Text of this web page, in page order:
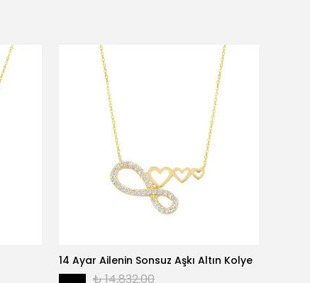
14 Ayar Ailenin Sonsuz Aşkı Altın Kolye
₺ 14,832.00